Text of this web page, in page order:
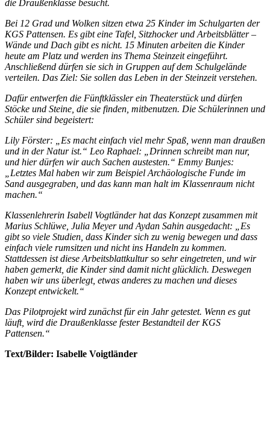
die Draußenklasse besucht.
Bei 12 Grad und Wolken sitzen etwa 25 Kinder im Schulgarten der
KGS Pattensen. Es gibt eine Tafel, Sitzhocker und Arbeitsblätter –
Wände und Dach gibt es nicht. 15 Minuten arbeiten die Kinder
heute am Platz und werden ins Thema Steinzeit eingeführt.
Anschließend dürfen sie sich in Gruppen auf dem Schulgelände
verteilen. Das Ziel: Sie sollen das Leben in der Steinzeit verstehen.
Dafür entwerfen die Fünftklässler ein Theaterstück und dürfen
Stöcke und Steine, die sie finden, mitbenutzen. Die Schülerinnen und
Schüler sind begeistert:
Lily Förster: „Es macht einfach viel mehr Spaß, wenn man draußen
und in der Natur ist.“ Leo Raphael: „Drinnen schreibt man nur,
und hier dürfen wir auch Sachen austesten.“ Emmy Bunjes:
„Letztes Mal haben wir zum Beispiel Archäologische Funde im
Sand ausgegraben, und das kann man halt im Klassenraum nicht
machen.“
Klassenlehrerin Isabell Vogtländer hat das Konzept zusammen mit
Marius Schlüwe, Julia Meyer und Aydan Sahin ausgedacht: „Es
gibt so viele Studien, dass Kinder sich zu wenig bewegen und dass
einfach viele rumsitzen und nicht ins Handeln zu kommen.
Stattdessen ist diese Arbeitsblattkultur so sehr eingetreten, und wir
haben gemerkt, die Kinder sind damit nicht glücklich. Deswegen
haben wir uns überlegt, etwas anderes zu machen und dieses
Konzept entwickelt.“
Das Pilotprojekt wird zunächst für ein Jahr getestet. Wenn es gut
läuft, wird die Draußenklasse fester Bestandteil der KGS
Pattensen.“
Text/Bilder: Isabelle Voigtländer